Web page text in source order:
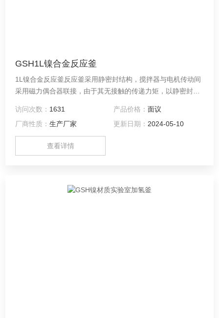
GSH1L镍合金反应釜
1L镍合金反应釜反应釜采用静密封结构，搅拌器与电机传动间
采用磁力偶合器联接，由于其无接触的传递力矩，以静密封取
题，使整个介质各搅拌部件*处于密封的状态中进行工作。
访问次数： 1631 产品价格： 面议
厂商性质：生产厂家 更新日期： 2024-05-10
查看详情